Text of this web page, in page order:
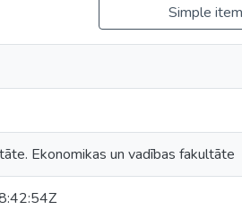
Simple
Ekonomikas un vadības fakultāte